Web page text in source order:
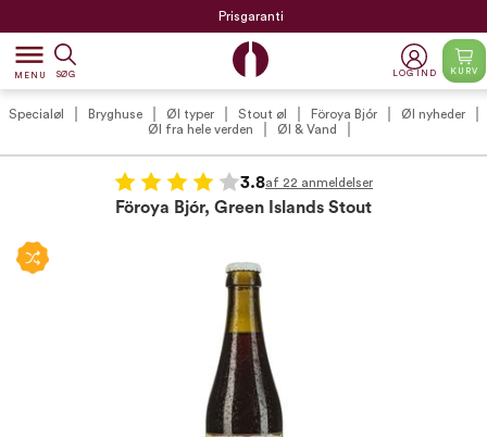
Prisgaranti
dehaze
MENU SØG LOG IND KURV
Specialøl Bryghuse Øl typer Stout øl Föroya Bjór
Øl nyheder
Øl fra hele verden
Øl & Vand
3.8af 22 anmeldelser
Föroya Bjór, Green Islands Stout